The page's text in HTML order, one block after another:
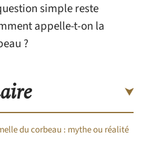
simple reste
appelle-t-on la
?
du corbeau : mythe ou réalité